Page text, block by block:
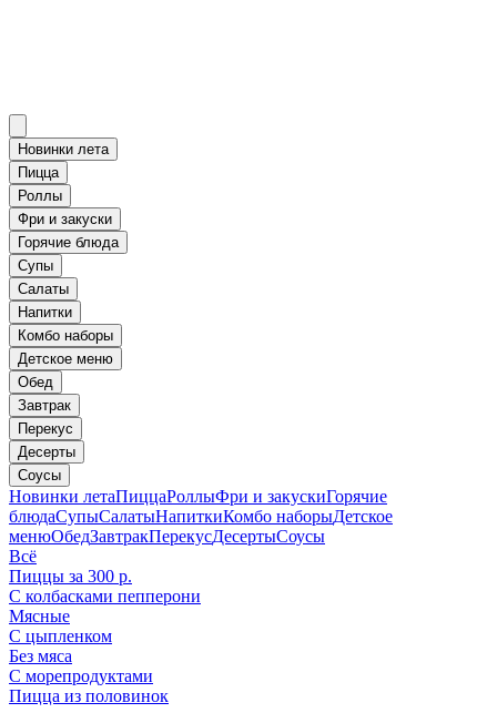
Новинки лета
Пицца
Роллы
Фри и закуски
Горячие блюда
Супы
Салаты
Напитки
Комбо наборы
Детское меню
Обед
Завтрак
Перекус
Десерты
Соусы
Новинки летаПиццаРоллыФри и закускиГорячие
блюдаСупыСалатыНапиткиКомбо наборыДетское
менюОбедЗавтракПерекусДесертыСоусы
Всё
Пиццы за 300 р.
С колбасками пепперони
Мясные
С цыпленком
Без мяса
С морепродуктами
Пицца из половинок